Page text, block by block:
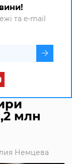
та e-mail
млн
Немцева